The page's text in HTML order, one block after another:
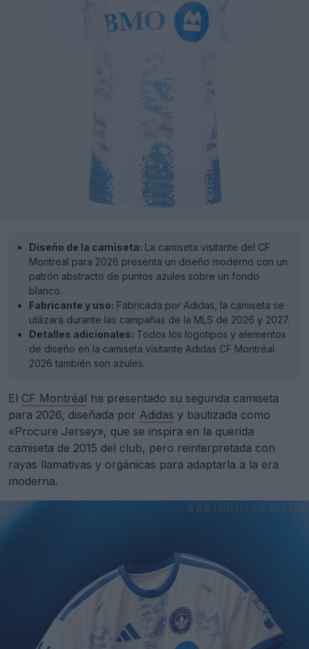
Diseño de la camiseta: La camiseta visitante del CF
Montreal para 2026 presenta un diseño moderno con un
patrón abstracto de puntos azules sobre un fondo
blanco.
Fabricante y uso: Fabricada por Adidas, la camiseta se
utilizará durante las campañas de la MLS de 2026 y 2027.
Detalles adicionales: Todos los logotipos y elementos
de diseño en la camiseta visitante Adidas CF Montréal
2026 también son azules.
El CF Montréal ha presentado su segunda camiseta
para 2026, diseñada por Adidas y bautizada como
«Procure Jersey», que se inspira en la querida
camiseta de 2015 del club, pero reinterpretada con
rayas llamativas y orgánicas para adaptarla a la era
moderna.